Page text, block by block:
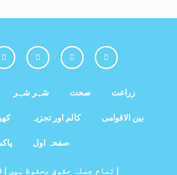
شہر شہر صحت زراعت
کالم اور تجزیہ بین الاقوامی
صفحہ اول